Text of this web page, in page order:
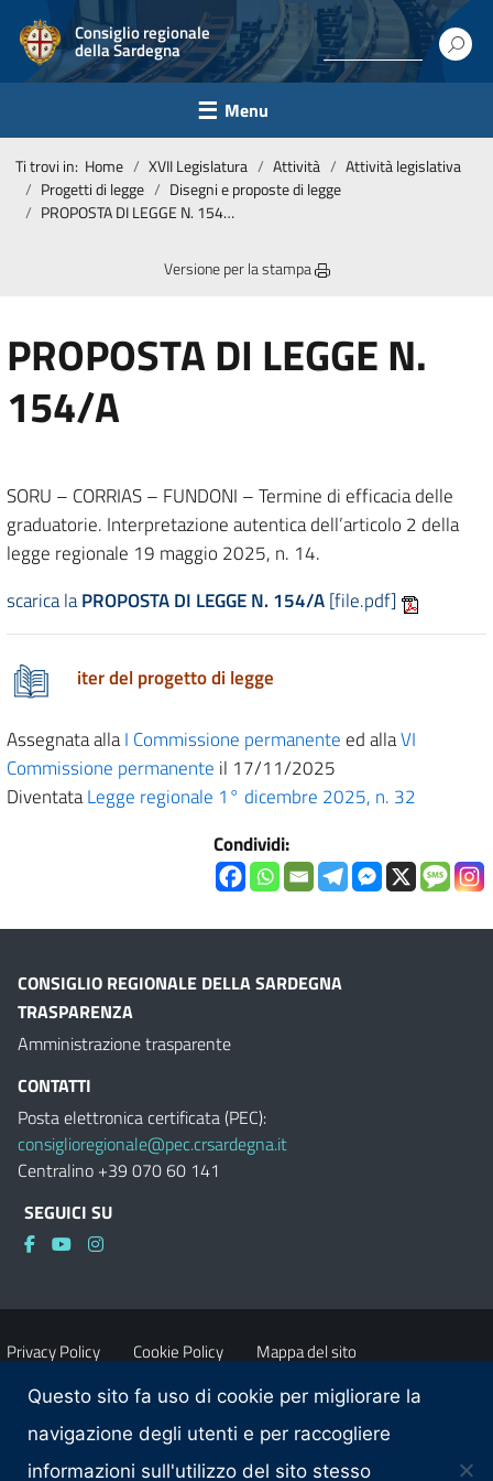
Consiglio regionale
della Sardegna
Menu
Ti trovi in: Home XVII Legislatura Attività
Attività legislativa
Progetti di legge
Disegni e proposte di legge
PROPOSTA DI LEGGE N. 154/A
Versione per la stampa
PROPOSTA DI LEGGE N.
154/A
SORU – CORRIAS – FUNDONI – Termine di efficacia delle
graduatorie. Interpretazione autentica dell’articolo 2 della
legge regionale 19 maggio 2025, n. 14.
scarica laPROPOSTA DI LEGGE N. 154/A[file.pdf]
iter del progetto di legge
Assegnata allaI Commissione permanente ed allaVI
Commissione permanente il 17/11/2025
DiventataLegge regionale 1° dicembre 2025, n. 32
Condividi:
CONSIGLIO REGIONALE DELLA SARDEGNA
TRASPARENZA
Amministrazione trasparente
CONTATTI
Posta elettronica certificata (PEC):
consiglioregionale@pec.crsardegna.it
Centralino +39 070 60 141
SEGUICI SU
Privacy Policy Cookie Policy Mappa del sito
Accessibilità Dichiarazione di accessibilità
Obiettivi di accessibilità Contatti
Questo sito fa uso di cookie per migliorare la
navigazione degli utenti e per raccogliere
informazioni sull'utilizzo del sito stesso